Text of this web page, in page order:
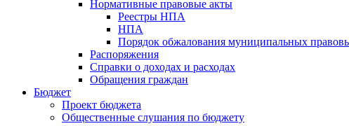
Нормативные правовые акты
Реестры НПА
НПА
Порядок обжалования муниципальных
Распоряжения
Справки о доходах и расходах
Обращения граждан
Бюджет
Проект бюджета
Общественные слушания по бюджету